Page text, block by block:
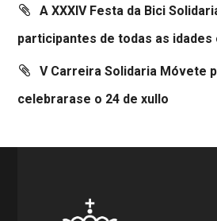
A XXXIV Festa da Bici
participantes de todas as idades
V Carreira Solidaria Móvete
celebrarase o 24 de xullo